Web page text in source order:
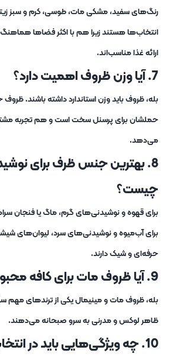
رنگ‌های سفید، مشکی مات، طوسی، کرم و سبز
انتخاب‌ها هستند زیرا هم با اکثر فضاها
ارائه غذا مناسب‌اند.
7. آیا وزن ظروف اهمیت دارد؟
بله، ظروف باید وزن استاندارد داشته باشند.
حملشان برای پرسنل سخت است و هم تجربه مشتری
می‌دهد.
8. بهترین جنس ظرف برای
چیست؟
برای قهوه و نوشیدنی‌های گرم، ماگ یا فنجان
برای آب‌میوه و نوشیدنی‌های سرد، لیوان‌های
حرفه‌ای و شیک دارند.
9. آیا ظروف مات برای کافه محبوب‌اند؟
بله، ظروف مات و مینیمال یکی از ترندهای
ظاهر لوکس و مدرنی به سرو صبحانه می‌دهند.
10. چه ویژگی‌هایی باید در